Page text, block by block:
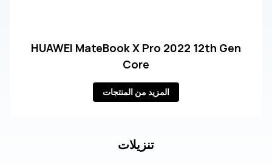
HUAWEI MateBook X Pro 2022 12th Gen
Core
المزيد من المنتجات
تنزيلات